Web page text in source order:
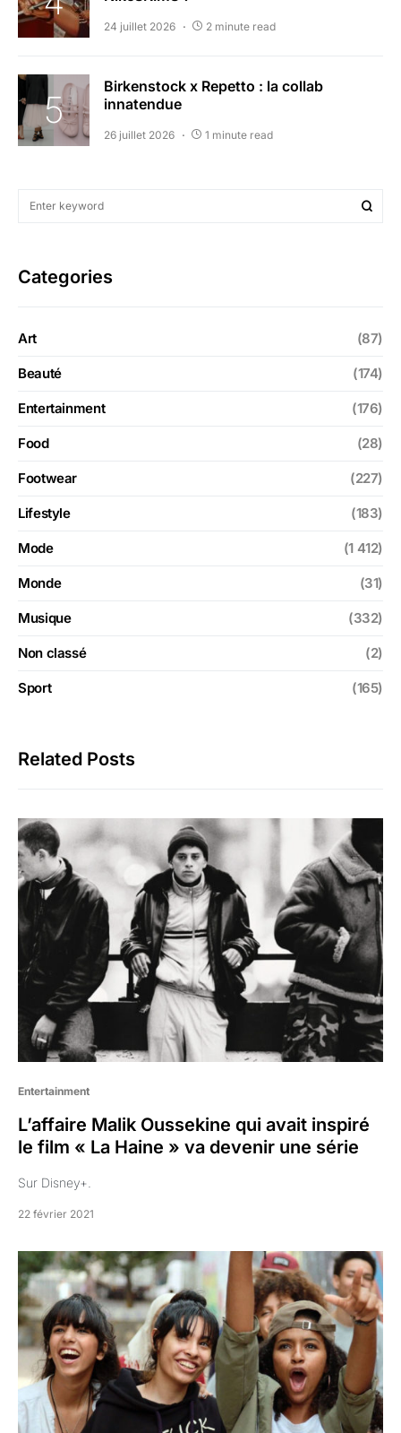
24 juillet 2026 2 minute read
Birkenstock x Repetto : la collab
innatendue
26 juillet 2026 1 minute read
Categories
Art (87)
Beauté (174)
Entertainment (176)
Food (28)
Footwear (227)
Lifestyle (183)
Mode (1 412)
Monde (31)
Musique (332)
Non classé (2)
Sport (165)
Related Posts
Entertainment
L’affaire Malik Oussekine qui avait inspiré
le film « La Haine » va devenir une série
Sur Disney+.
22 février 2021